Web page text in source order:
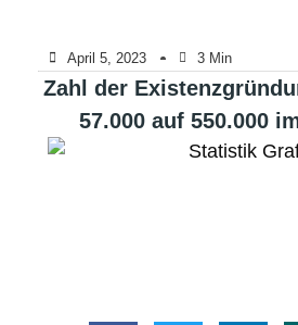
April 5, 2023 3 Min
Zahl der
57.000 auf 550.000